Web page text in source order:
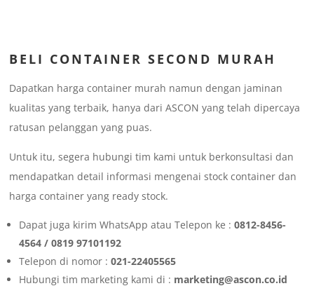
BELI CONTAINER SECOND MURAH
Dapatkan harga container murah namun dengan jaminan
kualitas yang terbaik, hanya dari ASCON yang telah dipercaya
ratusan pelanggan yang puas.
Untuk itu, segera hubungi tim kami untuk berkonsultasi dan
mendapatkan detail informasi mengenai stock container dan
harga container yang ready stock.
Dapat juga kirim WhatsApp atau Telepon ke :0812-8456-
4564 / 0819 97101192
Telepon di nomor :021-22405565
Hubungi tim marketing kami di : marketing@ascon.co.id